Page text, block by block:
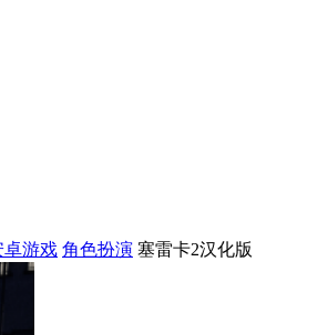
卓游戏 角色扮演 塞雷卡2汉化版